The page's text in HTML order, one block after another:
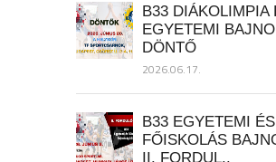
B33 DIÁKOLIMPIA
EGYETEMI
DÖNTŐ
2026.06.17.
B33 EGYETEMI ÉS
FŐISKOLÁS
II. FORDUL..